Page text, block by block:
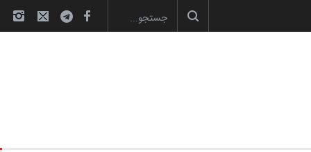
آغاز دوره‌های تخصصی فصل تابستان 1405 خانه کا…